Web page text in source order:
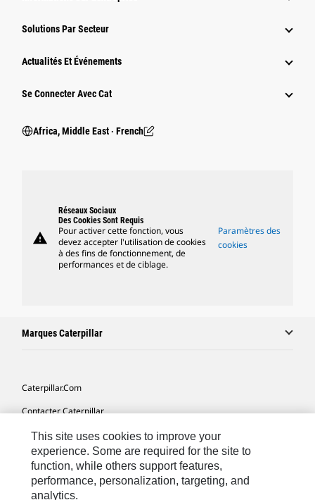
Solutions Par Secteur
Actualités Et Événements
Se Connecter Avec Cat
Africa, Middle East ‧ French
warning
Réseaux Sociaux
Des Cookies Sont Requis
Pour activer cette fonction, vous
devez accepter l'utilisation de cookies
à des fins de fonctionnement, de
performances et de ciblage.
Paramètres des
cookies
Marques Caterpillar
Caterpillar.com
Contacter Caterpillar
Mes Préférences Marketing
Plan Du Site
Cookie Settings
This site uses cookies to improve your
experience. Some are required for the site to
function, while others support features,
performance, personalization, targeting, and
analytics.